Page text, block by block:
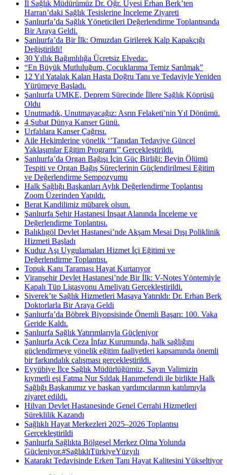
İl Sağlık Müdürümüz Dr. Öğr. Üyesi Erhan Berk’ten
Harran’daki Sağlık Tesislerine İnceleme Ziyareti
Şanlıurfa’da Sağlık Yöneticileri Değerlendirme Toplantısında
Bir Araya Geldi.
Şanlıurfa’da Bir İlk: Omuzdan Girilerek Kalp Kapakçığı
Değiştirildi!
30 Yıllık Bağımlılığa Ücretsiz Elveda:.
“En Büyük Mutluluğum, Çocuklarıma Temiz Sarılmak”
12 Yıl Yatalak Kalan Hasta Doğru Tanı ve Tedaviyle Yeniden
Yürümeye Başladı.
Şanlıurfa UMKE, Deprem Sürecinde İllere Sağlık Köprüsü
Oldu
Unutmadık, Unutmayacağız: Asrın Felaketi’nin Yıl Dönümü.
4 Şubat Dünya Kanser Günü.
Urfalılara Kanser Çağrısı.
Aile Hekimlerine yönelik ‘’Tanıdan Tedaviye Güncel
Yaklaşımlar Eğitim Programı’’ Gerçekleştirildi.
Şanlıurfa’da Organ Bağışı İçin Güç Birliği: Beyin Ölümü
Tespiti ve Organ Bağış Süreçlerinin Güçlendirilmesi Eğitim
ve Değerlendirme Sempozyumu
Halk Sağlığı Başkanları Aylık Değerlendirme Toplantısı
Zoom Üzerinden Yapıldı.
Berat Kandilimiz mübarek olsun.
Şanlıurfa Şehir Hastanesi İnşaat Alanında İnceleme ve
Değerlendirme Toplantısı.
Balıklıgöl Devlet Hastanesi’nde Akşam Mesai Dışı Poliklinik
Hizmeti Başladı
Kuduz Aşı Uygulamaları Hizmet İçi Eğitimi ve
Değerlendirme Toplantısı.
Topuk Kanı Taraması Hayat Kurtarıyor
Viranşehir Devlet Hastanesi’nde Bir İlk: V-Notes Yöntemiyle
Kapalı Tüp Ligasyonu Ameliyatı Gerçekleştirildi.
Siverek’te Sağlık Hizmetleri Masaya Yatırıldı: Dr. Erhan Berk
Doktorlarla Bir Araya Geldi
Şanlıurfa’da Böbrek Biyopsisinde Önemli Başarı: 100. Vaka
Geride Kaldı.
Şanlıurfa Sağlık Yatırımlarıyla Güçleniyor
Şanlıurfa Açık Ceza İnfaz Kurumunda, halk sağlığını
güçlendirmeye yönelik eğitim faaliyetleri kapsamında önemli
bir farkındalık çalışması gerçekleştirildi.
Eyyübiye İlçe Sağlık Müdürlüğümüz, Sayın Valimizin
kıymetli eşi Fatma Nur Şıldak Hanımefendi ile birlikte Halk
Sağlığı Başkanımız ve başkan yardımcılarının katılımıyla
ziyaret edildi.
Hilvan Devlet Hastanesinde Genel Cerrahi Hizmetleri
Süreklilik Kazandı
Sağlıklı Hayat Merkezleri 2025–2026 Toplantısı
Gerçekleştirildi
Şanlıurfa Sağlıkta Bölgesel Merkez Olma Yolunda
Güçleniyor.#SağlıklıTürkiyeYüzyılı
Katarakt Tedavisinde Erken Tanı Hayat Kalitesini Yükseltiyor